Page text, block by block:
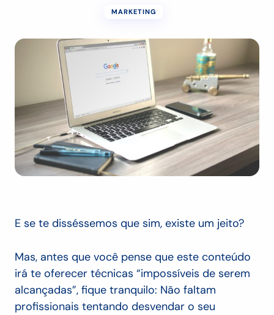
MARKETING
E se te disséssemos que sim, existe um jeito?
Mas, antes que você pense que este conteúdo
irá te oferecer técnicas “impossíveis de serem
alcançadas”, fique tranquilo: Não faltam
profissionais tentando desvendar o seu